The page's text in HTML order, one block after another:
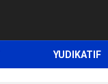
YUDIKATIF